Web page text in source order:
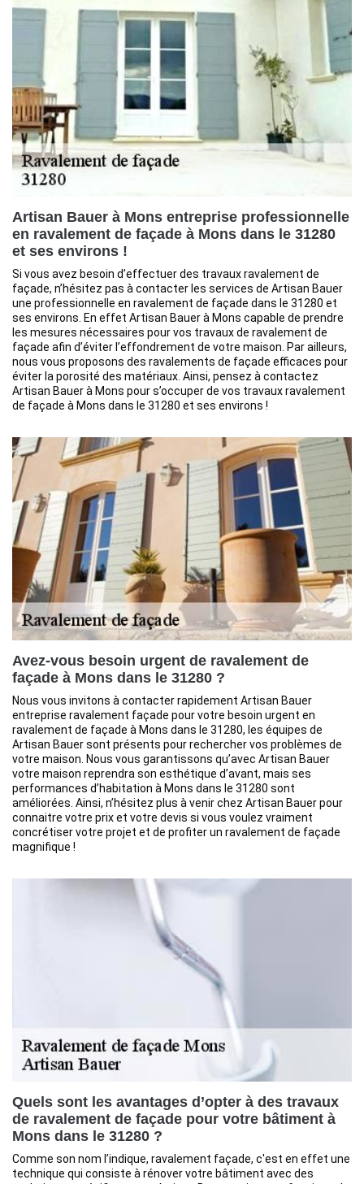
Artisan Bauer à Mons entreprise professionnelle
en ravalement de façade à Mons dans le 31280
et ses environs !
Si vous avez besoin d’effectuer des travaux ravalement de
façade, n’hésitez pas à contacter les services de Artisan Bauer
une professionnelle en ravalement de façade dans le 31280 et
ses environs. En effet Artisan Bauer à Mons capable de prendre
les mesures nécessaires pour vos travaux de ravalement de
façade afin d’éviter l’effondrement de votre maison. Par ailleurs,
nous vous proposons des ravalements de façade efficaces pour
éviter la porosité des matériaux. Ainsi, pensez à contactez
Artisan Bauer à Mons pour s’occuper de vos travaux ravalement
de façade à Mons dans le 31280 et ses environs !
Avez-vous besoin urgent de ravalement de
façade à Mons dans le 31280 ?
Nous vous invitons à contacter rapidement Artisan Bauer
entreprise ravalement façade pour votre besoin urgent en
ravalement de façade à Mons dans le 31280, les équipes de
Artisan Bauer sont présents pour rechercher vos problèmes de
votre maison. Nous vous garantissons qu’avec Artisan Bauer
votre maison reprendra son esthétique d’avant, mais ses
performances d’habitation à Mons dans le 31280 sont
améliorées. Ainsi, n’hésitez plus à venir chez Artisan Bauer pour
connaitre votre prix et votre devis si vous voulez vraiment
concrétiser votre projet et de profiter un ravalement de façade
magnifique !
Quels sont les avantages d’opter à des travaux
de ravalement de façade pour votre bâtiment à
Mons dans le 31280 ?
Comme son nom l’indique, ravalement façade, c'est en effet une
technique qui consiste à rénover votre bâtiment avec des